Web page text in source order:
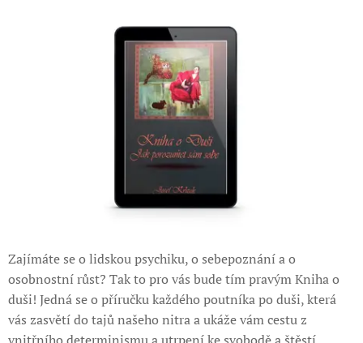
Zajímáte se o lidskou psychiku, o sebepoznání a o
osobnostní růst? Tak to pro vás bude tím pravým Kniha o
duši! Jedná se o příručku každého poutníka po duši, která
vás zasvětí do tajů našeho nitra a ukáže vám cestu z